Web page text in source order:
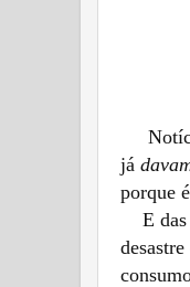
já
porque
E das